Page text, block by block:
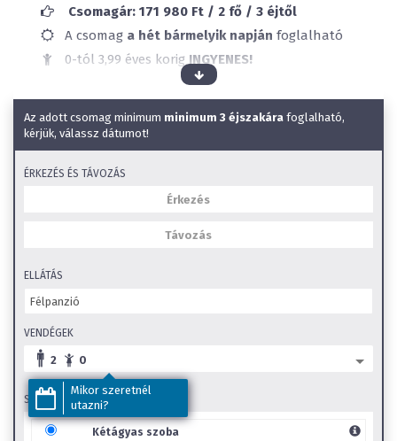
Csomagár: 171 980 Ft / 2 fő / 3 éjtől
A csomag a hét bármelyik napján foglalható
0-tól 3,99 éves korig INGYENES!
Elérhető ellátások:Félpanzió
Wellness szálloda
Állatbarát
Kültéri úszómedence
Kültéri gyerekmedence
Szauna
Gyerekkedvezmények:
Kétágyas szoba
Az adott csomag minimum minimum 3 éjszakára foglalható,
kérjük, válassz dátumot!
ÉRKEZÉS ÉS TÁVOZÁS
Mikor szeretnél
utazni?
ELLÁTÁS
VENDÉGEK
2 0
SZOBA TÍPUS
Kétágyas szoba